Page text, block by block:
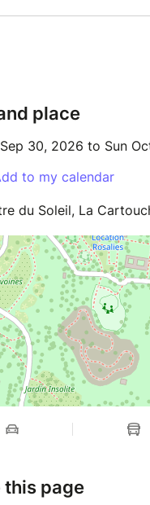
place
30, 2026 to Sun
to my calendar
du Soleil, La
this page